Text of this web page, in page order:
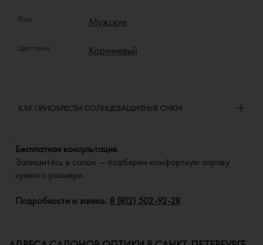
Пол: Мужские
Цвет линз: Коричневый
КАК ПРИОБРЕСТИ СОЛНЦЕЗАЩИТНЫЕ ОЧКИ
Бесплатная консультация.
Запишитесь в салон — подберем комфортную оправу
нужного размера.
Подробности и запись: 8 (812) 502-92-28